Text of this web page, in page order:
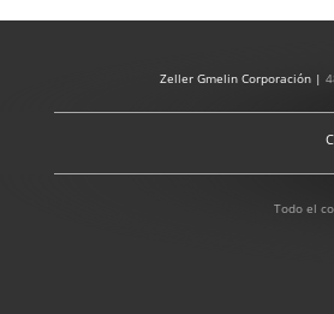
Zeller Gmelin Corporación |
Todo el